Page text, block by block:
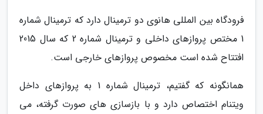
فرودگاه بین المللی هانوی دو ترمینال دارد که ترمینال شماره
1 مختص پروازهای داخلی و ترمینال شماره 2 که سال 2015
افتتاح شده است مخصوص پروازهای خارجی است.
همانگونه که گفتیم، ترمینال شماره 1 به پروازهای داخل
ویتنام اختصاص دارد و با بازسازی های صورت گرفته، می